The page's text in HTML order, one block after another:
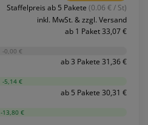
Staffelpreis ab 5 Pakete (0.06 € / St)
inkl. MwSt. & zzgl. Versand
ab 1 Paket 33,07 €
-0,00 €
ab 3 Pakete 31,36 €
-5,14 €
ab 5 Pakete 30,31 €
-13,80 €